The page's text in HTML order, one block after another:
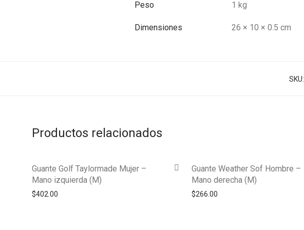
Peso 1 kg
Dimensiones 26 × 10 × 0.5 cm
SKU:
Productos relacionados
Guante Golf Taylormade Mujer –
Mano izquierda (M)
$402.00
Guante Weather Sof Hombre –
Mano derecha (M)
$266.00